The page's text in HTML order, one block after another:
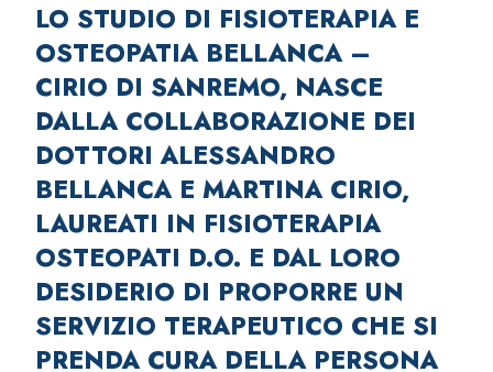
LO STUDIO DI FISIOTERAPIA E
OSTEOPATIA BELLANCA –
CIRIO DI SANREMO, NASCE
DALLA COLLABORAZIONE DEI
DOTTORI ALESSANDRO
BELLANCA E MARTINA CIRIO,
LAUREATI IN FISIOTERAPIA
OSTEOPATI D.O. E DAL LORO
DESIDERIO DI PROPORRE UN
SERVIZIO TERAPEUTICO CHE SI
PRENDA CURA DELLA PERSONA